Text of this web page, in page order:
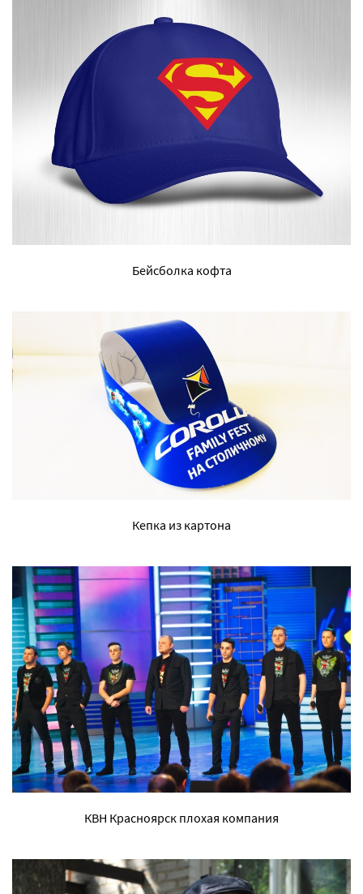
Бейсболка кофта
Кепка из картона
КВН Красноярск плохая компания